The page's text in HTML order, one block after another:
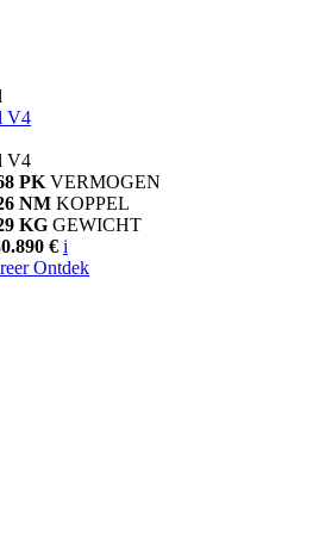
V4
V4
PK VERMOGEN
NM KOPPEL
KG GEWICHT
€ i
Ontdek